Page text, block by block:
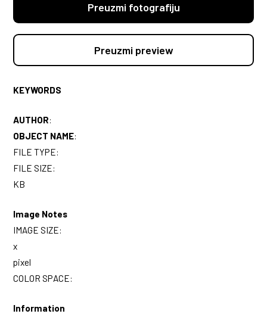
Preuzmi fotografiju
Preuzmi preview
KEYWORDS
AUTHOR:
OBJECT NAME:
FILE TYPE:
FILE SIZE:
KB
Image Notes
IMAGE SIZE:
x
pixel
COLOR SPACE:
Information